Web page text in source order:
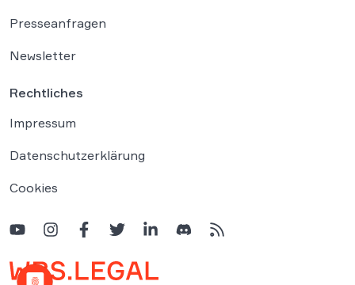
Presseanfragen
Newsletter
Rechtliches
Impressum
Datenschutzerklärung
Cookies